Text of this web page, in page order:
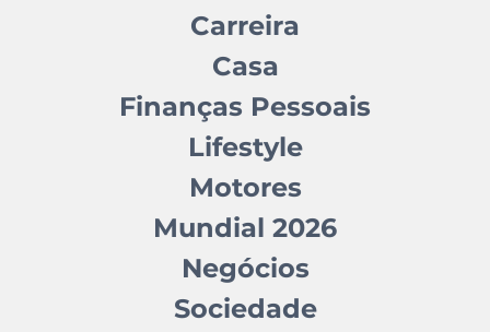
Carreira
Casa
Finanças Pessoais
Lifestyle
Motores
Mundial 2026
Negócios
Sociedade